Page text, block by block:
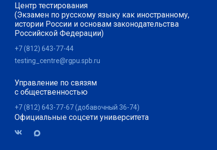
Центр тестирования
(Экзамен по русскому языку как иностранному,
истории России и основам законодательства
Российской Федерации)
+7 (812) 643-77-44
testing_centre@rgpu.spb.ru
Управление по связям
с общественностью
+7 (812) 643-77-67 (добавочный 36-74)
Официальные соцсети университета